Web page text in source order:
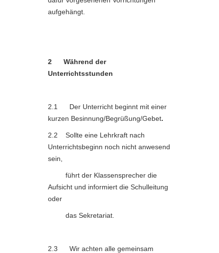
aufgehängt.
2 Während der
Unterrichtsstunden
2.1 Der Unterricht beginnt mit einer
kurzen Besinnung/Begrüßung/Gebet.
2.2 Sollte eine Lehrkraft nach
Unterrichtsbeginn noch nicht anwesend
sein,
führt der Klassensprecher die
Aufsicht und informiert die Schulleitung
oder
das Sekretariat.
2.3 Wir achten alle gemeinsam